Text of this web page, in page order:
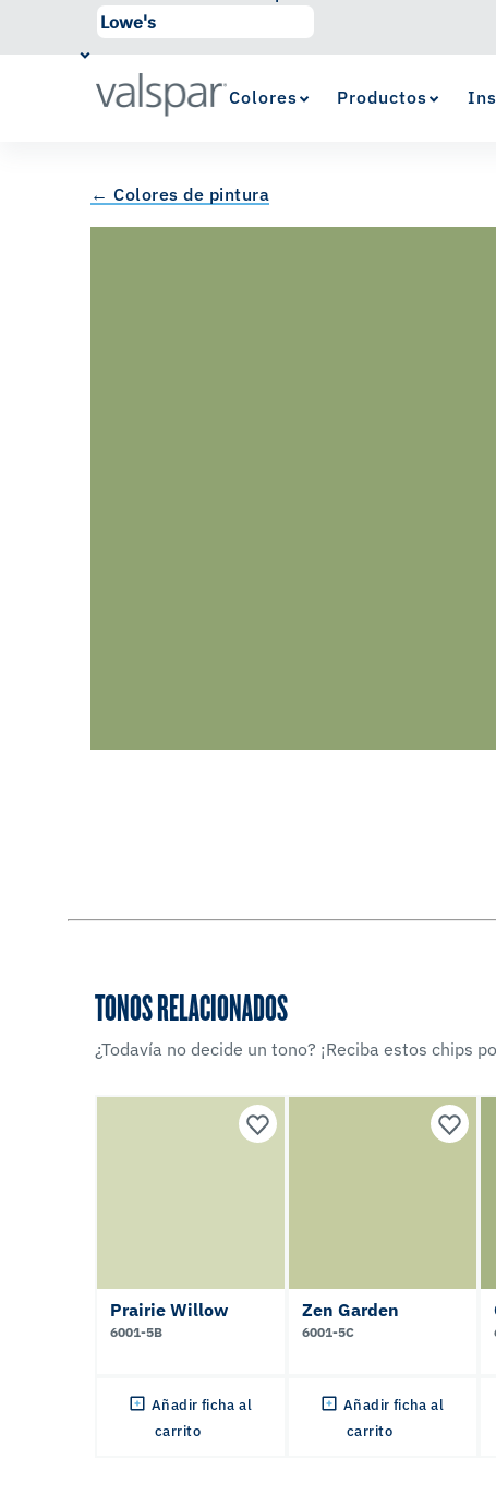
Colores Productos
← Colores de pintura
TONOS RELACIONADOS
¿Todavía no decide un tono? ¡Reciba estos chips
Prairie Willow
6001-5B
Añadir ficha al
carrito
Zen Garden
6001-5C
Añadir ficha al
carrito